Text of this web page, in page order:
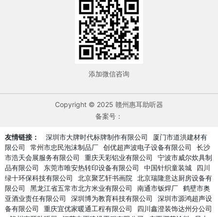
添加微信咨询
Copyright © 2025 赣州惠耳助听器
备案号：
友情链接： 深圳市大牌时代标牌制作有限公司
厦门市道洪建材有
限公司
常州市忠民泡沫制品厂 创优超声波电子设备有限公司
长沙
市浩天会展服务有限公司
重庆天彩铝业有限公司
宁波市威尔炊具制
品有限公司
东莞市唯安热转印设备有限公司 中国针织童装城
四川
绿十环保科技有限公司
北京聚艺轩书画院
北京瑞隆意达厨房设备有
限公司
黑龙江省五常市北方米业有限公司 南通市钣焊厂 鹤壁市奥
亚酒业责任有限公司
深圳博为教育科技有限公司
深圳市源鸿超声设
备有限公司
重庆宜优家暖通工程有限公司
四川鑫澄装饰达州分公司